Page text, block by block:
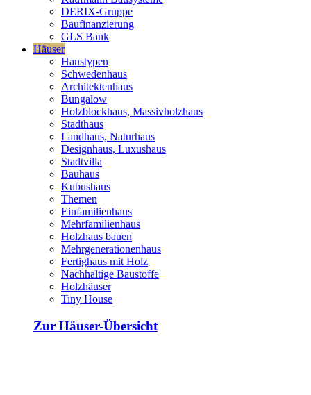
DERIX-Gruppe
Baufinanzierung
GLS Bank
Häuser
Haustypen
Schwedenhaus
Architektenhaus
Bungalow
Holzblockhaus, Massivholzhaus
Stadthaus
Landhaus, Naturhaus
Designhaus, Luxushaus
Stadtvilla
Bauhaus
Kubushaus
Themen
Einfamilienhaus
Mehrfamilienhaus
Holzhaus bauen
Mehrgenerationenhaus
Fertighaus mit Holz
Nachhaltige Baustoffe
Holzhäuser
Tiny House
Zur Häuser-Übersicht